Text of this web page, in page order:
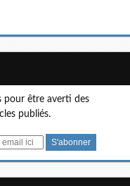
pour être averti des
publiés.